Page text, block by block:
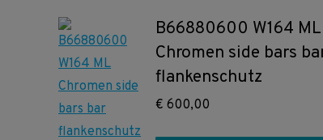
B66880600 W164 ML
Chromen side bars
flankenschutz
€ 600,00